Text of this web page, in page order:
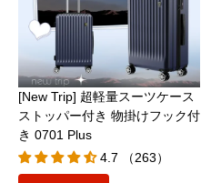
[New Trip] 超軽量スーツケース
ストッパー付き 物掛けフック付
き 0701 Plus
4.7 （263）